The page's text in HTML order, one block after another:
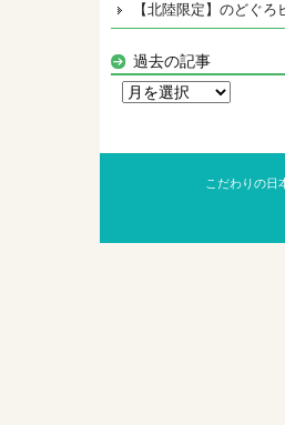
【北陸限定】のどぐろ
過去の記事
こだわりの日